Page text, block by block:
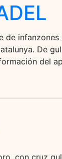
de infanzones
De
del
con cruz